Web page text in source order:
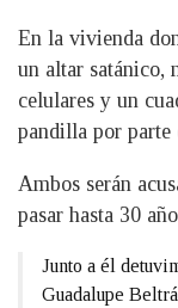
En la vivienda
un altar satánico,
celulares y un
pandilla por parte
Ambos serán
pasar hasta 30
Junto a él
Guadalupe